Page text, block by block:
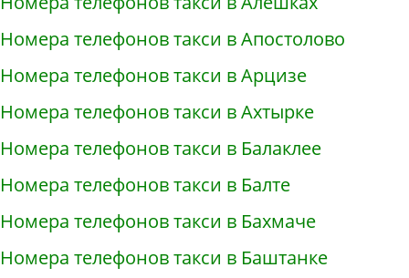
Номера телефонов такси в Апостолово
Номера телефонов такси в Арцизе
Номера телефонов такси в Ахтырке
Номера телефонов такси в Балаклее
Номера телефонов такси в Балте
Номера телефонов такси в Бахмаче
Номера телефонов такси в Баштанке